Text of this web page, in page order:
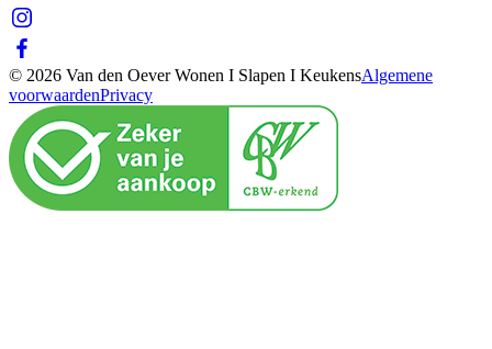
© 2026 Van den Oever Wonen I Slapen I KeukensAlgemene
voorwaardenPrivacy